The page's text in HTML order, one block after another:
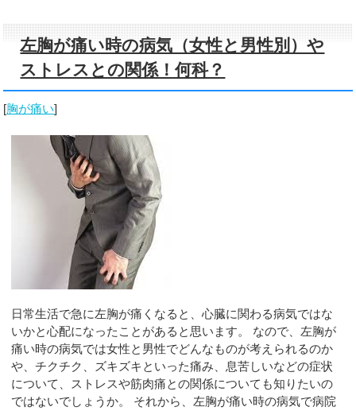
左胸が痛い時の病気（女性と男性別）や
ストレスとの関係！何科？
[胸が痛い]
日常生活で急に左胸が痛くなると、心臓に関わる病気ではな
いかと心配になったことがあると思います。 なので、左胸が
痛い時の病気では女性と男性でどんなものが考えられるのか
や、チクチク、ズキズキといった痛み、息苦しいなどの症状
について、ストレスや筋肉痛との関係についても知りたいの
ではないでしょうか。 それから、左胸が痛い時の病気で病院